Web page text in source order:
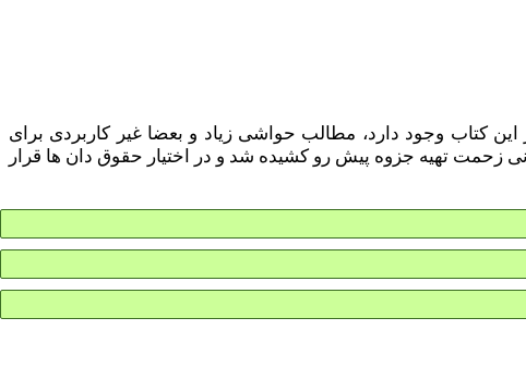
کتاب وجود دارد، مطالب حواشی زیاد و بعضا غیر کاربردی برای
تهیه جزوه پیش رو کشیده شد و در اختیار حقوق دان ها قرار